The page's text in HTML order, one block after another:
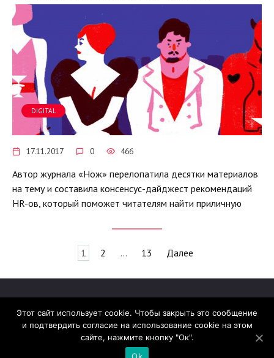
DIGITAL
17.11.2017 0 466
Автор журнала «Нож» перелопатила десятки материалов
на тему и составила консенсус-дайджест рекомендаций
HR-ов, который поможет читателям найти приличную
записям
1 2 … 13 Далее
© 2026 madcats.ru
Сайт работает на теме Reboot
Этот сайт использует cookie. Чтобы закрыть это сообщение
и подтвердить согласие на использование cookie на этом
сайте, нажмите кнопку "Ок".
Ok